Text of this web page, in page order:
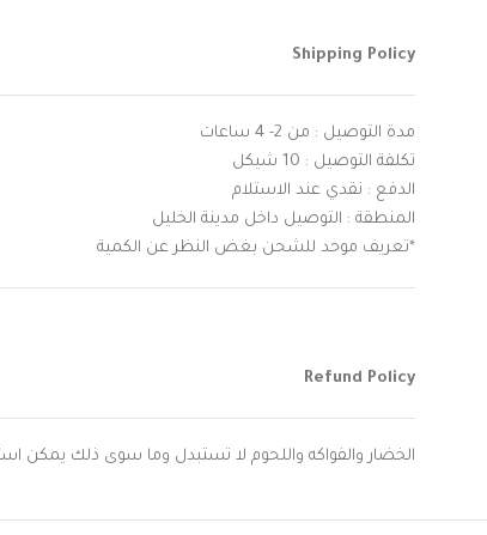
Shipping Policy
مدة التوصيل : من 2- 4 ساعات
تكلفة التوصيل : 10 شيكل
الدفع : نقدي عند الاستلام
المنطقة : التوصيل داخل مدينة الخليل
*تعريف موحد للشحن بغض النظر عن الكمية
Refund Policy
الخضار والفواكه واللحوم لا تستبدل وما سوى ذلك يمكن استبداله خلال 9 ساعات اذا لم